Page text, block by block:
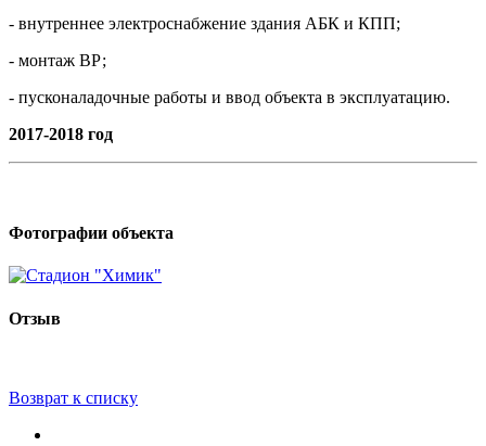
- внутреннее электроснабжение здания АБК и КПП;
- монтаж ВР;
- пусконаладочные работы и ввод объекта в эксплуатацию.
2017-2018 год
Фотографии объекта
Отзыв
Возврат к списку